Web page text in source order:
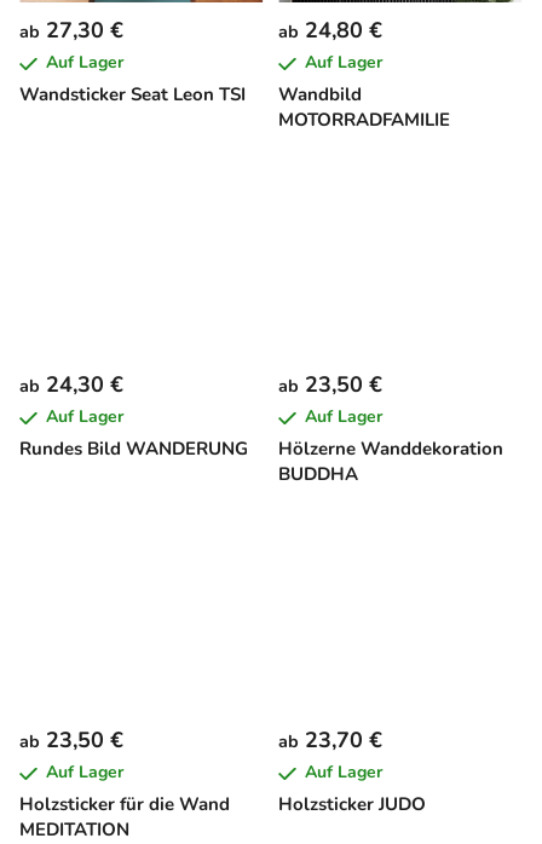
Wandsticker Seat Leon TSI
ab 27,30 €
Auf Lager
Wandbild
MOTORRADFAMILIE
ab 24,80 €
Auf Lager
Rundes Bild WANDERUNG
ab 24,30 €
Auf Lager
Hölzerne Wanddekoration
BUDDHA
ab 23,50 €
Auf Lager
Holzsticker für die Wand
MEDITATION
ab 23,50 €
Auf Lager
Holzsticker JUDO
ab 23,70 €
Auf Lager